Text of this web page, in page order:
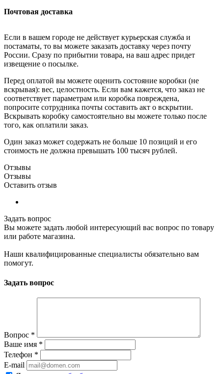
Почтовая доставка
Если в вашем городе не действует курьерская служба и
постаматы, то вы можете заказать доставку через почту
России. Сразу по прибытии товара, на ваш адрес придет
извещение о посылке.
Перед оплатой вы можете оценить состояние коробки (не
вскрывая): вес, целостность. Если вам кажется, что заказ не
соответствует параметрам или коробка повреждена,
попросите сотрудника почты составить акт о вскрытии.
Вскрывать коробку самостоятельно вы можете только после
того, как оплатили заказ.
Один заказ может содержать не больше 10 позиций и его
стоимость не должна превышать 100 тысяч рублей.
Отзывы
Отзывы
Оставить отзыв
Задать вопрос
Вы можете задать любой интересующий вас вопрос по товару
или работе магазина.
Наши квалифицированные специалисты обязательно вам
помогут.
Задать вопрос
Вопрос *
Ваше имя *
Телефон *
E-mail